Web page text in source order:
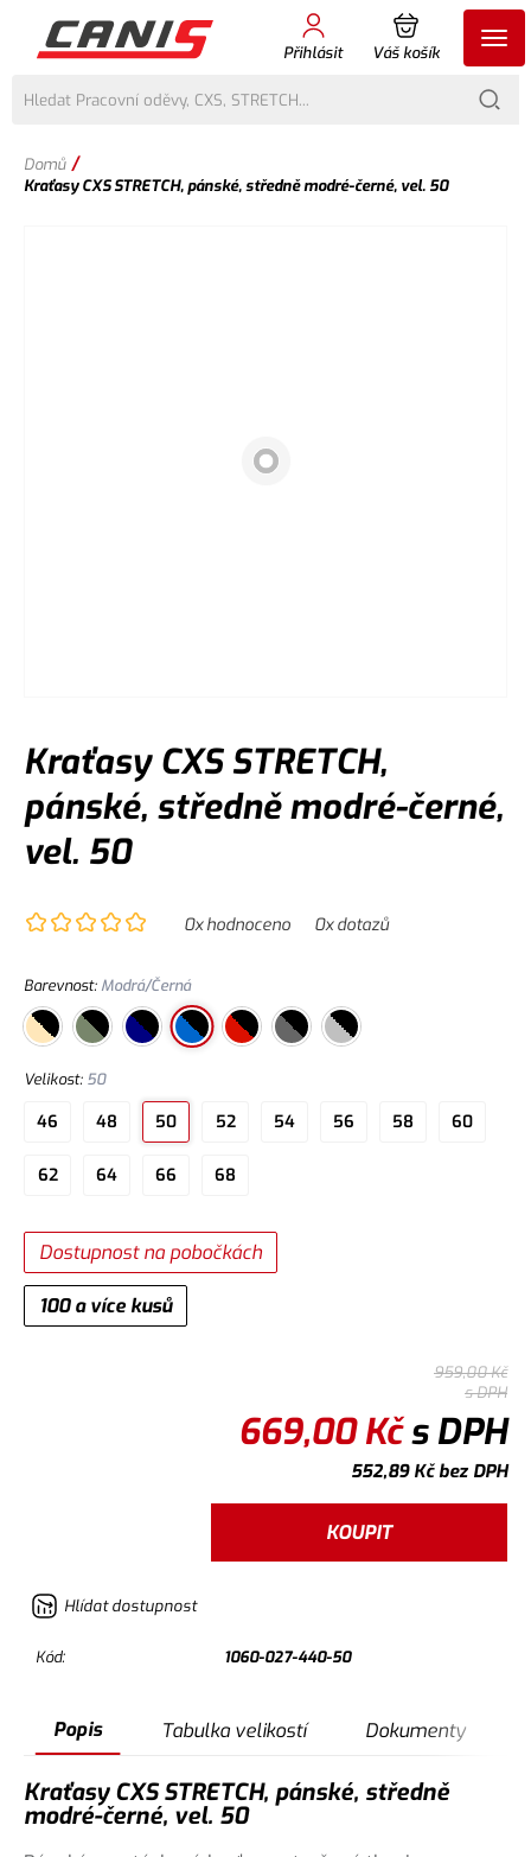
Přihlásit Váš košík
Domů /
Kraťasy CXS STRETCH, pánské, středně modré-černé, vel. 50
Kraťasy CXS STRETCH,
pánské, středně modré-černé,
vel. 50
0x hodnoceno 0x dotazů
Barevnost:Modrá/Černá
Velikost: 50
46 48 50 52 54 56 58 60
62 64 66 68
100 a více kusů
Dostupnost na pobočkách
959,00Kč
s DPH
669,00Kčs DPH
552,89Kčbez DPH
KOUPIT
Hlídat dostupnost
Kód: 1060-027-440-50
Popis Tabulka velikostí Dokumenty
Kraťasy CXS STRETCH, pánské, středně
modré-černé, vel. 50